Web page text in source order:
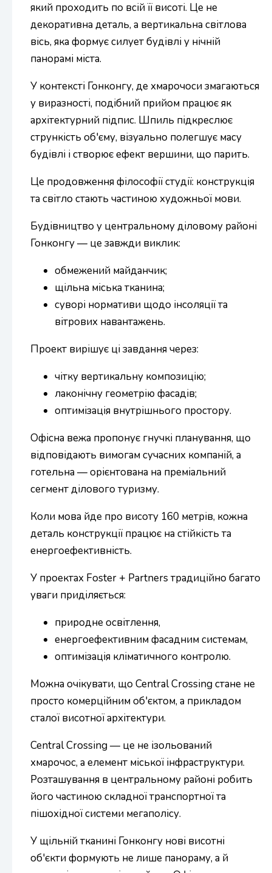
який проходить по всій її висоті. Це не
декоративна деталь, а вертикальна світлова
вісь, яка формує силует будівлі у нічній
панорамі міста.
У контексті Гонконгу, де хмарочоси змагаються
у виразності, подібний прийом працює як
архітектурний підпис. Шпиль підкреслює
стрункість об'єму, візуально полегшує масу
будівлі і створює ефект вершини, що парить.
Це продовження філософії студії: конструкція
та світло стають частиною художньої мови.
Будівництво у центральному діловому районі
Гонконгу — це завжди виклик:
обмежений майданчик;
щільна міська тканина;
суворі нормативи щодо інсоляції та
вітрових навантажень.
Проект вирішує ці завдання через:
чітку вертикальну композицію;
лаконічну геометрію фасадів;
оптимізація внутрішнього простору.
Офісна вежа пропонує гнучкі планування, що
відповідають вимогам сучасних компаній, а
готельна — орієнтована на преміальний
сегмент ділового туризму.
Коли мова йде про висоту 160 метрів, кожна
деталь конструкції працює на стійкість та
енергоефективність.
У проектах Foster + Partners традиційно багато
уваги приділяється:
природне освітлення,
енергоефективним фасадним системам,
оптимізація кліматичного контролю.
Можна очікувати, що Central Crossing стане не
просто комерційним об'єктом, а прикладом
сталої висотної архітектури.
Central Crossing — це не ізольований
хмарочос, а елемент міської інфраструктури.
Розташування в центральному районі робить
його частиною складної транспортної та
пішохідної системи мегаполісу.
У щільній тканині Гонконгу нові висотні
об'єкти формують не лише панораму, а й